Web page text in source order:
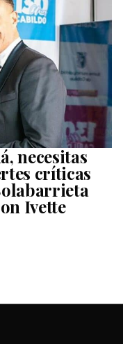
necesitas
críticas
Ivette